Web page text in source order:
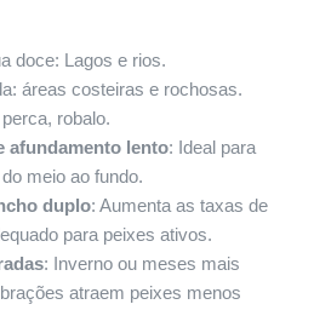
doce: Lagos e rios.
áreas costeiras e rochosas.
robalo.
afundamento lento: Ideal para
meio ao fundo.
duplo: Aumenta as taxas de
para peixes ativos.
: Inverno ou meses mais
atraem peixes menos